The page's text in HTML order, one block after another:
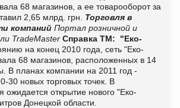
68 магазинов, а ее товарооборот за
2,65 млрд. грн. Торговля в
компаний Портал розничной и
TradeMaster Справка ТМ:
"Еко-
на конец 2010 года, сеть "Еко-
68 магазинов, расположенных в 14
В планах компании на 2011 год -
30 новых торговых точек. В
открытие нового "Еко-
Донецкой области.